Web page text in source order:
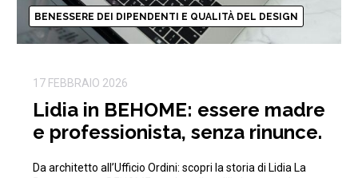
BENESSERE DEI DIPENDENTI E QUALITÀ DEL DESIGN
17 FEBBRAIO 2026
Lidia in BEHOME: essere madre
e professionista, senza rinunce.
Da architetto all’Ufficio Ordini: scopri la storia di Lidia La